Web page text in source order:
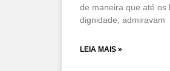
de maneira que até os
dignidade, admiravam
LEIA MAIS »